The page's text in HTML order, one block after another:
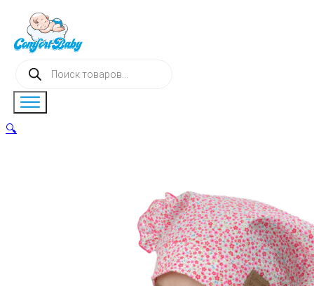
Поиск
товаров
🔍